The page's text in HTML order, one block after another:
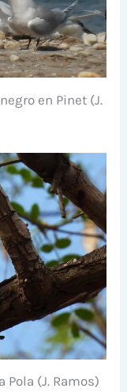
en Pinet (J.
Pola (J. Ramos)